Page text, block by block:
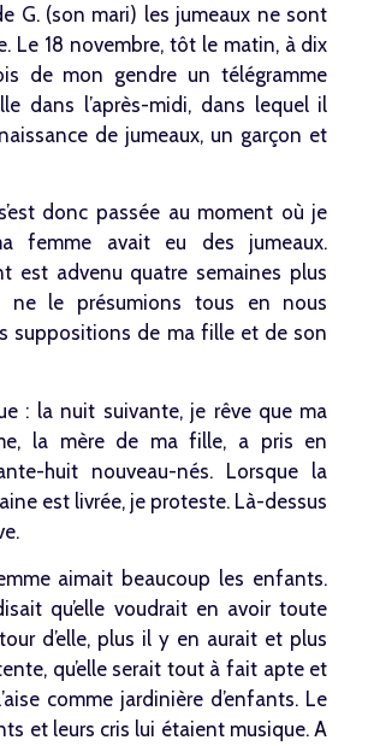
G. (son mari) les jumeaux ne sont
Le 18 novembre, tôt le matin, à dix
de mon gendre un télégramme
dans l’après-midi, dans lequel il
de jumeaux, un garçon et
donc passée au moment où je
femme avait eu des jumeaux.
est advenu quatre semaines plus
le présumions tous en nous
suppositions de ma fille et de son
: la nuit suivante, je rêve que ma
la mère de ma fille, a pris en
huit nouveau-nés. Lorsque la
est livrée, je proteste. Là-dessus
aimait beaucoup les enfants.
qu’elle voudrait en avoir toute
d’elle, plus il y en aurait et plus
qu’elle serait tout à fait apte et
comme jardinière d’enfants. Le
et leurs cris lui étaient musique. A